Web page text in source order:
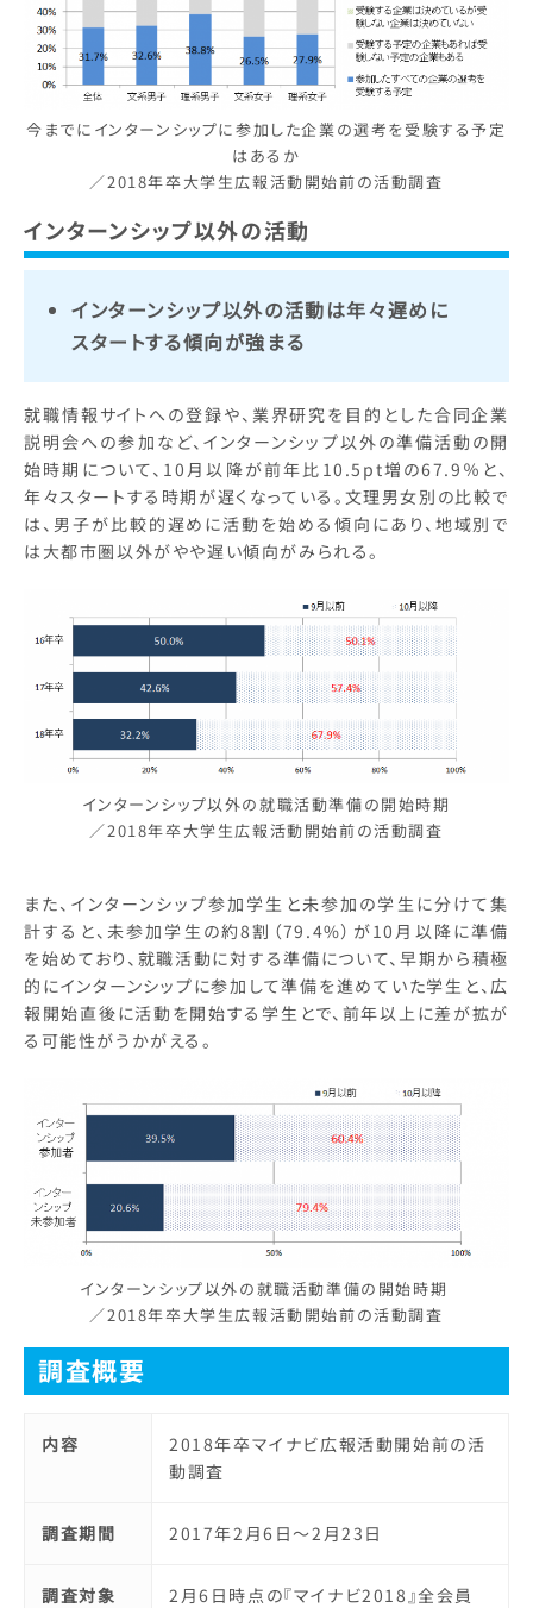
今までにインターンシップに参加した企業の選考を受験する予定
はあるか
／2018年卒大学生広報活動開始前の活動調査
インターンシップ以外の活動
インターンシップ以外の活動は年々遅めに
スタートする傾向が強まる
就職情報サイトへの登録や、業界研究を目的とした合同企業
説明会への参加など、インターンシップ以外の準備活動の開
始時期について、10月以降が前年比10.5pt増の67.9％と、
年々スタートする時期が遅くなっている。文理男女別の比較で
は、男子が比較的遅めに活動を始める傾向にあり、地域別で
は大都市圏以外がやや遅い傾向がみられる。
インターンシップ以外の就職活動準備の開始時期
／2018年卒大学生広報活動開始前の活動調査
また、インターンシップ参加学生と未参加の学生に分けて集
計すると、未参加学生の約8割（79.4%）が10月以降に準備
を始めており、就職活動に対する準備について、早期から積極
的にインターンシップに参加して準備を進めていた学生と、広
報開始直後に活動を開始する学生とで、前年以上に差が拡が
る可能性がうかがえる。
インターンシップ以外の就職活動準備の開始時期
／2018年卒大学生広報活動開始前の活動調査
調査概要
内容
2018年卒マイナビ広報活動開始前の活
動調査
調査期間 2017年2月6日～2月23日
調査対象 2月6日時点の『マイナビ2018』全会員